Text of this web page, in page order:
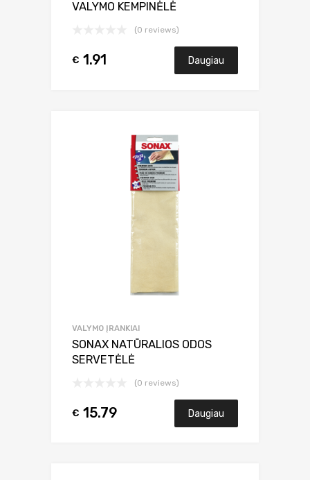
VALYMO KEMPINĖLĖ
(0 reviews)
€ 1.91 Daugiau
VALYMO ĮRANKIAI
SONAX NATŪRALIOS ODOS
SERVETĖLĖ
(0 reviews)
€ 15.79 Daugiau